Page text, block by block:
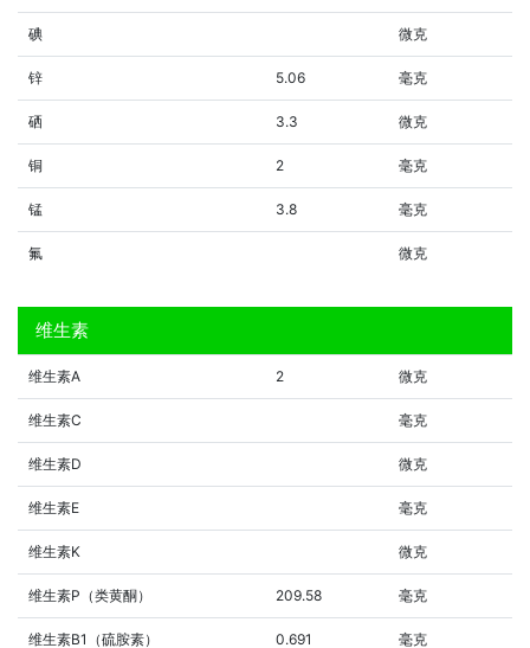
碘 微克
锌 5.06 毫克
硒 3.3 微克
铜 2 毫克
锰 3.8 毫克
氟 微克
维生素
维生素A 2 微克
维生素C 毫克
维生素D 微克
维生素E 毫克
维生素K 微克
维生素P（类黄酮） 209.58 毫克
维生素B1（硫胺素） 0.691 毫克